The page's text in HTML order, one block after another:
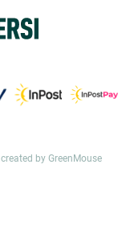
created by GreenMouse